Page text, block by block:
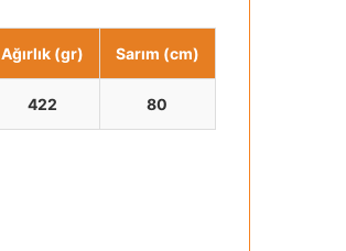
Ağırlık (gr) Sarım (cm)
422 80